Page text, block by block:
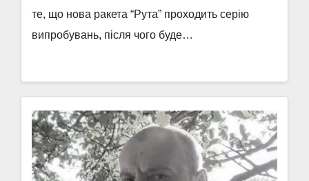
те, що нова ракета “Рута” проходить серію
випробувань, після чого буде…